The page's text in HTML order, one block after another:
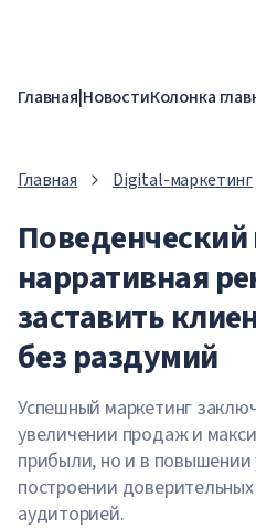
Главная|НовостиКолонка
Главная Digital-маркетинг
нарративная
заставить
без раздумий
Успешный маркетинг
увеличении продаж и
прибыли, но и в повышении
построении
аудиторией.